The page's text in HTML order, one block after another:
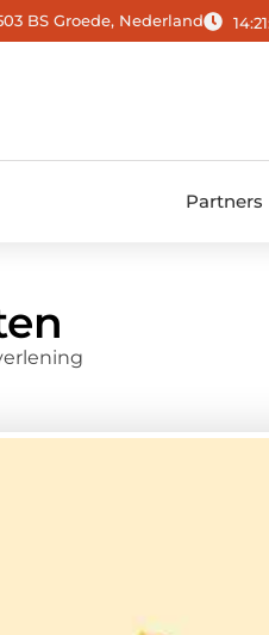
BS Groede, Nederland
Partners